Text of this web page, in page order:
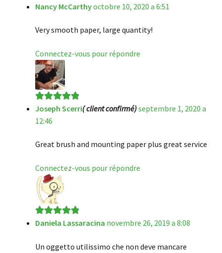
Note5sur 5
Nancy McCarthyoctobre 10, 2020 a 6:51
Very smooth paper, large quantity!
Connectez-vous pour répondre
Note5sur 5
Joseph Scerri( client confirmé)septembre 1, 2020 a
12:46
Great brush and mounting paper plus great service
Connectez-vous pour répondre
Note5sur 5
Daniela Lassaracina novembre 26, 2019 a 8:08
Un oggetto utilissimo che non deve mancare